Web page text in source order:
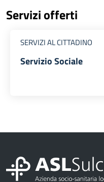
Servizi offerti
SERVIZI AL CITTADINO
Servizio Sociale